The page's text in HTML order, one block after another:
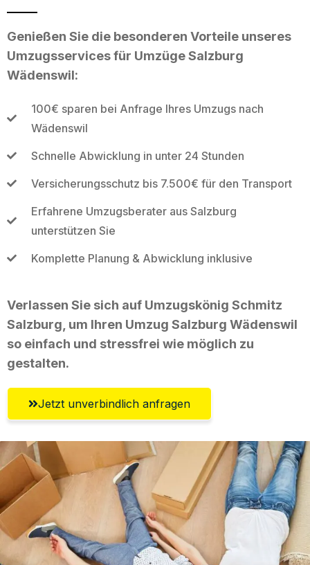
Genießen Sie die besonderen Vorteile unseres
Umzugsservices für Umzüge Salzburg
Wädenswil:
100€ sparen bei Anfrage Ihres Umzugs nach
Wädenswil
Schnelle Abwicklung in unter 24 Stunden
Versicherungsschutz bis 7.500€ für den Transport
Erfahrene Umzugsberater aus Salzburg
unterstützen Sie
Komplette Planung & Abwicklung inklusive
Verlassen Sie sich auf Umzugskönig Schmitz
Salzburg, um Ihren Umzug Salzburg Wädenswil
so einfach und stressfrei wie möglich zu
gestalten.
Jetzt unverbindlich anfragen